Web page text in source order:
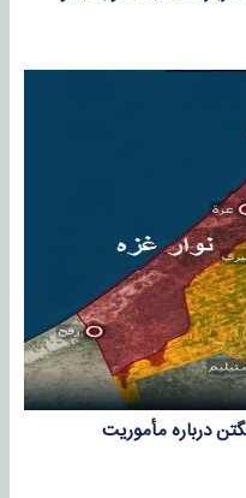
درباره مأموریت